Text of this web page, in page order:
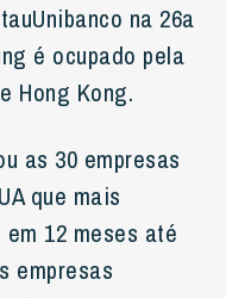
na 26a
é ocupado pela
Hong Kong.
as 30 empresas
que mais
12 meses até
empresas